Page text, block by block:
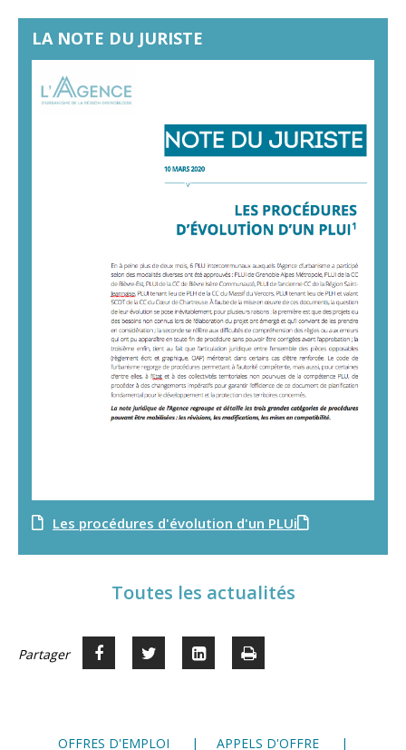
LA NOTE DU JURISTE
Les procédures d'évolution d'un PLUi
Toutes les actualités
Partager Partager
Partager
Voir
Imprimer
OFFRES D'EMPLOI APPELS D'OFFRE